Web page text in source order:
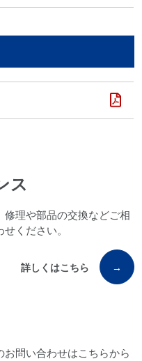
ス
理や部品の交換などご相
ください。
詳しくはこちら →
問い合わせはこちらから